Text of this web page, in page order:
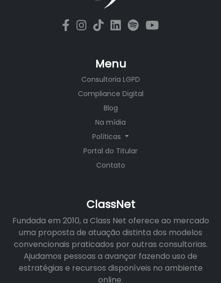
Menu
Consultoria LGPD
Compliance Digital
Blog
Na mídia
Políticas
Portal do Titular
Contato
ClassNet
Fundada em 2010, a Class Net oferece ao mercado
uma proposta de atuação distinta dos modelos
convencionais praticados por outras consultorias.
Ajudamos pessoas a avançar fazendo uso de
estratégias e recursos disponíveis no ambiente
online.